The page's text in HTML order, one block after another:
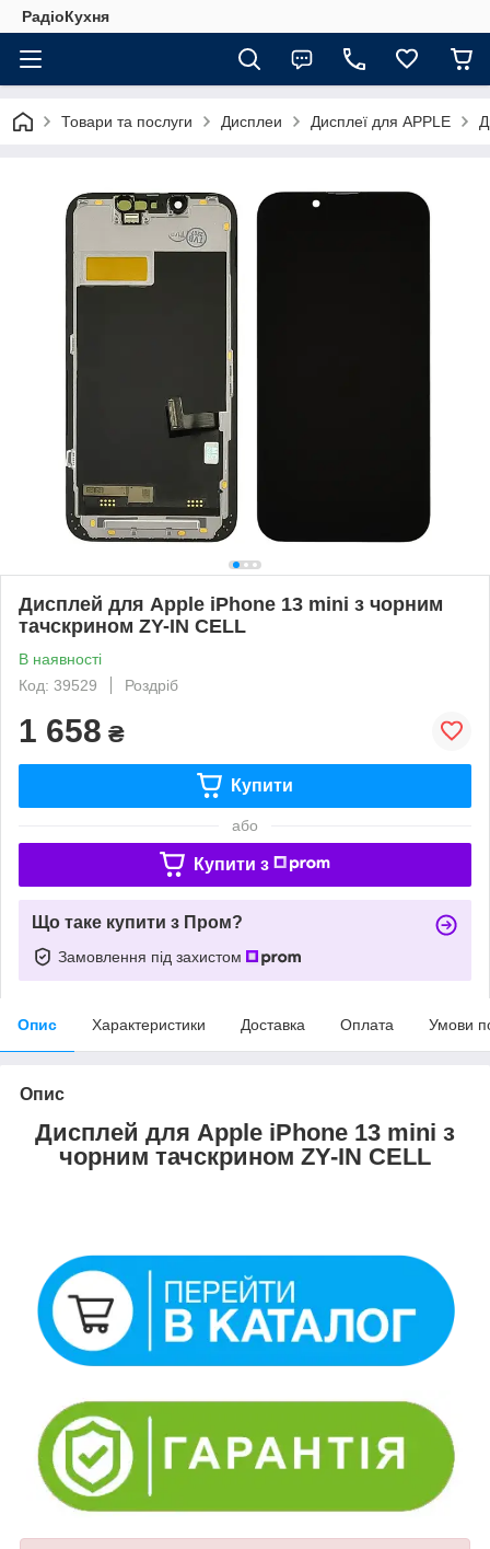
РадіоКухня
Товари та послуги Дисплеи Дисплеї для APPLE
Дисплей для Apple iPhone 13 mini з чорним
тачскрином ZY-IN CELL
В наявності
Код: 39529
Роздріб
1 658 ₴
Купити
або
Купити з
Що таке купити з Пром?
Замовлення під захистом
Опис Характеристики Доставка Оплата Умови
Опис
Дисплей для Apple iPhone 13 mini з
чорним тачскрином ZY-IN CELL